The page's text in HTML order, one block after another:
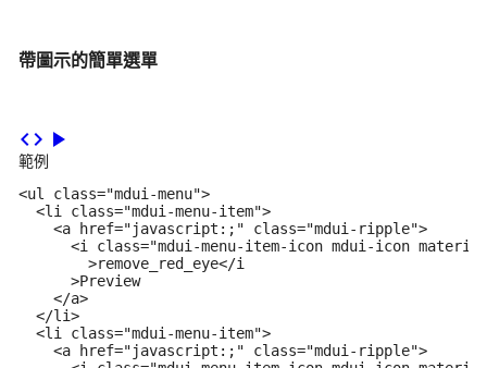
帶圖示的簡單選單
code play_arrow
範例
<ul class="mdui-menu">
  <li class="mdui-menu-item">
    <a href="javascript:;" class="mdui-ripple">
<i class="mdui-menu-item-icon mdui-icon
        >remove_red_eye</i
      >Preview
    </a>
  </li>
  <li class="mdui-menu-item">
    <a href="javascript:;" class="mdui-ripple">